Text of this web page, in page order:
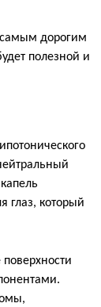
самым дорогим
полезной и
глаз, который